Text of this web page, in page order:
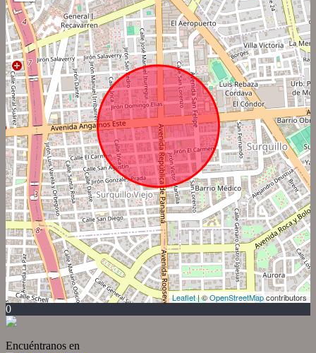
Leaflet| ©OpenStreetMapcontributors
0
Encuéntranos en